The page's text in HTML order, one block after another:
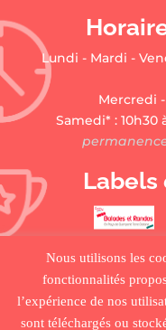
Lundi - Mardi -
Mercredi
Samedi* : 10h30
Labels
Nous utilisons les
fonctionnalités
l’expérience de nos
sont téléchargés ou